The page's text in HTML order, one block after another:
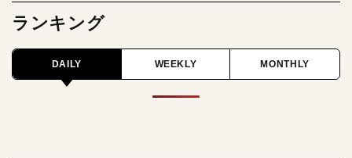
ランキング
DAILY WEEKLY MONTHLY